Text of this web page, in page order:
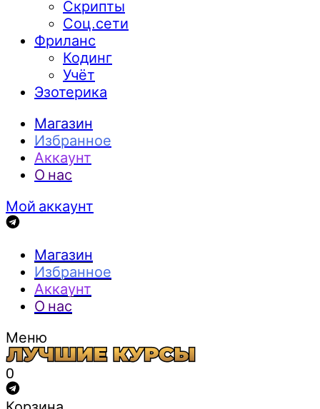
Скрипты
Соц.сети
Фриланс
Кодинг
Учёт
Эзотерика
Магазин
Избранное
Аккаунт
О нас
Мой аккаунт
Магазин
Избранное
Аккаунт
О нас
Меню
0